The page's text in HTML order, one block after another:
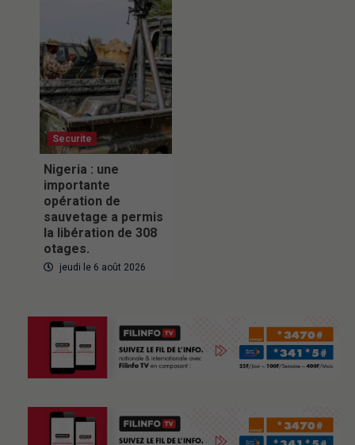
Securite
Nigeria : une
importante
opération de
sauvetage a permis
la libération de 308
otages.
jeudi le 6 août 2026